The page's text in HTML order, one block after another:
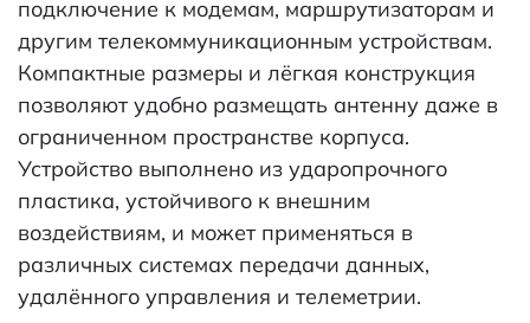
подключение к модемам, маршрутизаторам и
другим телекоммуникационным устройствам.
Компактные размеры и лёгкая конструкция
позволяют удобно размещать антенну даже в
ограниченном пространстве корпуса.
Устройство выполнено из ударопрочного
пластика, устойчивого к внешним
воздействиям, и может применяться в
различных системах передачи данных,
удалённого управления и телеметрии.